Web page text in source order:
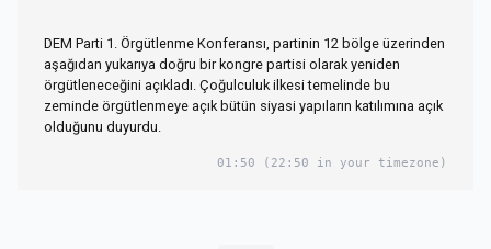
DEM Parti 1. Örgütlenme Konferansı, partinin 12 bölge üzerinden
aşağıdan yukarıya doğru bir kongre partisi olarak yeniden
örgütleneceğini açıkladı. Çoğulculuk ilkesi temelinde bu
zeminde örgütlenmeye açık bütün siyasi yapıların katılımına açık
olduğunu duyurdu.
01:50 (22:50 in your timezone)